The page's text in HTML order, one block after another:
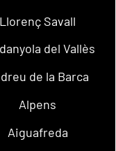
Llorenç Savall
del Vallès
de la Barca
Alpens
Aiguafreda